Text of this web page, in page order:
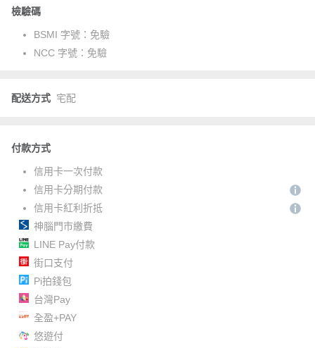
檢驗碼
BSMI 字號： 免驗
NCC 字號： 免驗
配送方式 宅配
付款方式
信用卡一次付款
信用卡分期付款
信用卡紅利折抵
神腦門市繳費
LINE Pay付款
街口支付
Pi拍錢包
台灣Pay
全盈+PAY
悠遊付